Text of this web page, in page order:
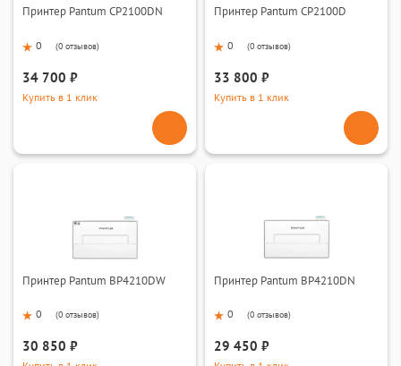
Принтер Pantum CP2100DN
0 (0 отзывов)
34 700 ₽
Купить в 1 клик
Принтер Pantum CP2100D
0 (0 отзывов)
33 800 ₽
Купить в 1 клик
Принтер Pantum BP4210DW
0 (0 отзывов)
30 850 ₽
Принтер Pantum BP4210DN
0 (0 отзывов)
29 450 ₽